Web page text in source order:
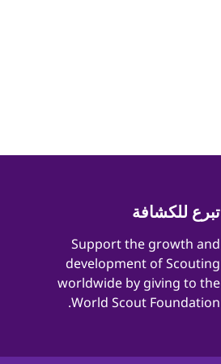
تبرع للكشافة
​​Support the growth and
development of Scouting
worldwide by giving to the
World Scout Foundation.